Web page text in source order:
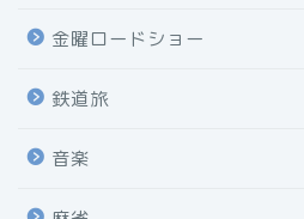
金曜ロードショー
鉄道旅
音楽